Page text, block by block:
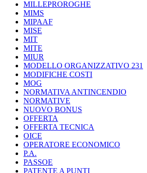
MILLEPROROGHE
MIMS
MIPAAF
MISE
MIT
MITE
MIUR
MODELLO ORGANIZZATIVO 231
MODIFICHE COSTI
MOG
NORMATIVA ANTINCENDIO
NORMATIVE
NUOVO BONUS
OFFERTA
OFFERTA TECNICA
OICE
OPERATORE ECONOMICO
P.A.
PASSOE
PATENTE A PUNTI